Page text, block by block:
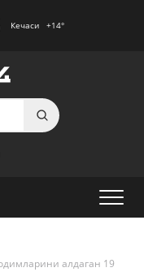
Кечаси +14°
алдаган 19